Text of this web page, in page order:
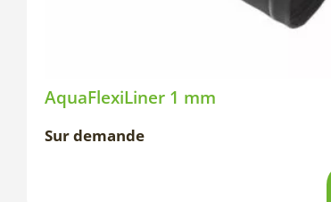
AquaFlexiLiner 1 mm
Sur demande